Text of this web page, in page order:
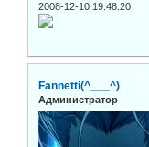
2008-12-10 19:48:20
Fannetti(^___^)
Администратор